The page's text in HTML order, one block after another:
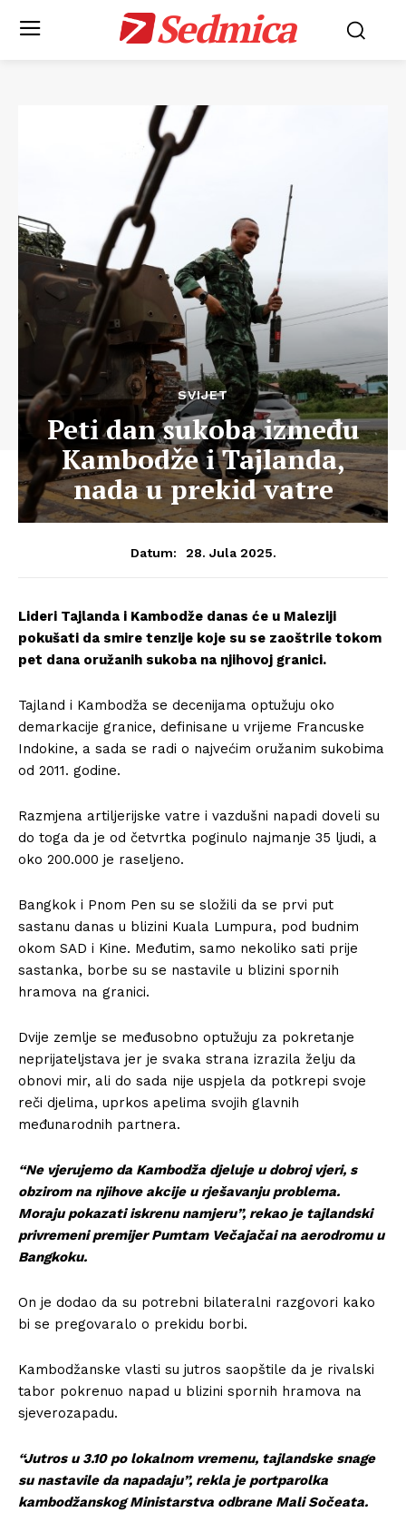
Sedmica
SVIJET
Peti dan sukoba između
Kambodže i Tajlanda,
nada u prekid vatre
Datum: 28. Jula 2025.
Lideri Tajlanda i Kambodže danas će u Maleziji
pokušati da smire tenzije koje su se zaoštrile tokom
pet dana oružanih sukoba na njihovoj granici.
Tajland i Kambodža se decenijama optužuju oko
demarkacije granice, definisane u vrijeme Francuske
Indokine, a sada se radi o najvećim oružanim sukobima
od 2011. godine.
Razmjena artiljerijske vatre i vazdušni napadi doveli su
do toga da je od četvrtka poginulo najmanje 35 ljudi, a
oko 200.000 je raseljeno.
Bangkok i Pnom Pen su se složili da se prvi put
sastanu danas u blizini Kuala Lumpura, pod budnim
okom SAD i Kine. Međutim, samo nekoliko sati prije
sastanka, borbe su se nastavile u blizini spornih
hramova na granici.
Dvije zemlje se međusobno optužuju za pokretanje
neprijateljstava jer je svaka strana izrazila želju da
obnovi mir, ali do sada nije uspjela da potkrepi svoje
reči djelima, uprkos apelima svojih glavnih
međunarodnih partnera.
“Ne vjerujemo da Kambodža djeluje u dobroj vjeri, s
obzirom na njihove akcije u rješavanju problema.
Moraju pokazati iskrenu namjeru”, rekao je tajlandski
privremeni premijer Pumtam Večajačai na aerodromu u
Bangkoku.
On je dodao da su potrebni bilateralni razgovori kako
bi se pregovaralo o prekidu borbi.
Kambodžanske vlasti su jutros saopštile da je rivalski
tabor pokrenuo napad u blizini spornih hramova na
sjeverozapadu.
“Jutros u 3.10 po lokalnom vremenu, tajlandske snage
su nastavile da napadaju”, rekla je portparolka
kambodžanskog Ministarstva odbrane Mali Sočeata.